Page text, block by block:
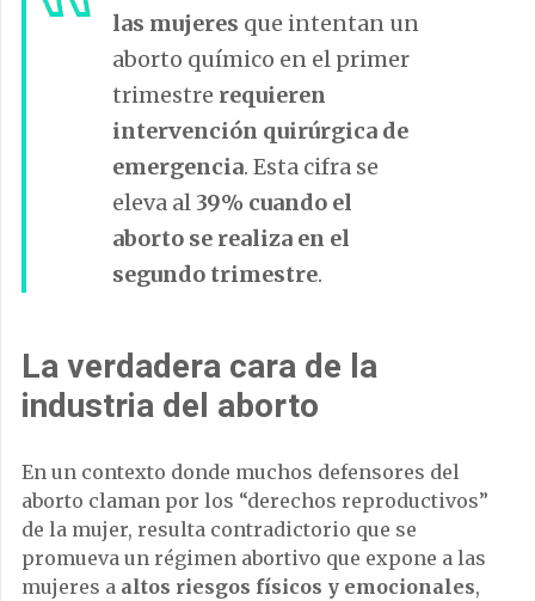
las mujeres que intentan un
aborto químico en el primer
trimestre requieren
intervención quirúrgica de
emergencia. Esta cifra se
eleva al 39% cuando el
aborto se realiza en el
segundo trimestre.
La verdadera cara de la
industria del aborto
En un contexto donde muchos defensores del
aborto claman por los “derechos reproductivos”
de la mujer, resulta contradictorio que se
promueva un régimen abortivo que expone a las
mujeres a altos riesgos físicos y emocionales,